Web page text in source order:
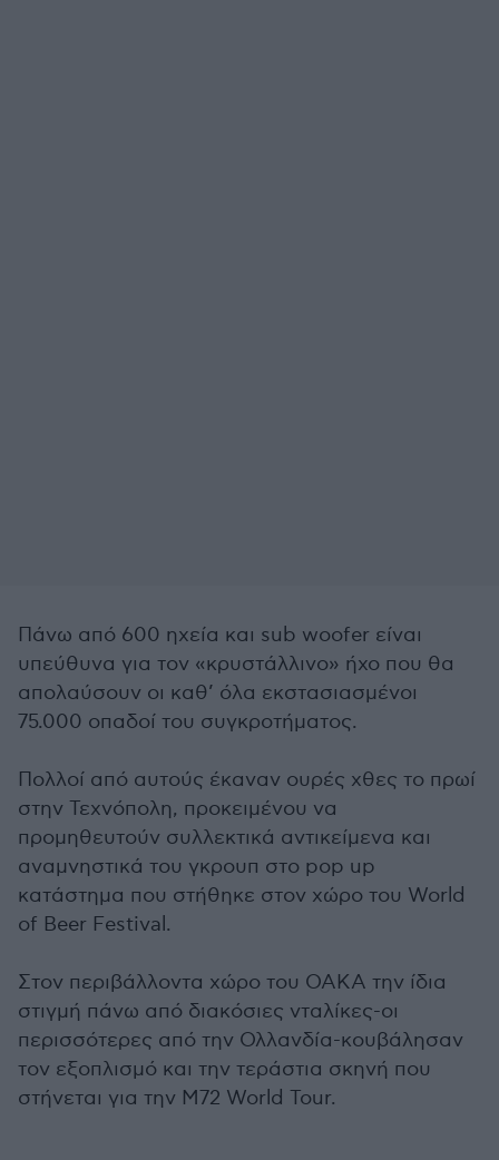
Πάνω από 600 ηχεία και sub woofer είναι
υπεύθυνα για τον «κρυστάλλινο» ήχο που θα
απολαύσουν οι καθ’ όλα εκστασιασμένοι
75.000 οπαδοί του συγκροτήματος.
Πολλοί από αυτούς έκαναν ουρές χθες το πρωί
στην Τεχνόπολη, προκειμένου να
προμηθευτούν συλλεκτικά αντικείμενα και
αναμνηστικά του γκρουπ στο pop up
κατάστημα που στήθηκε στον χώρο του World
of Beer Festival.
Στον περιβάλλοντα χώρο του OAKA την ίδια
στιγμή πάνω από διακόσιες νταλίκες-οι
περισσότερες από την Ολλανδία-κουβάλησαν
τον εξοπλισμό και την τεράστια σκηνή που
στήνεται για την Μ72 World Tour.